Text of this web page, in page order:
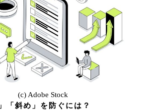
(c) Adobe Stock
「斜め」を防ぐには？